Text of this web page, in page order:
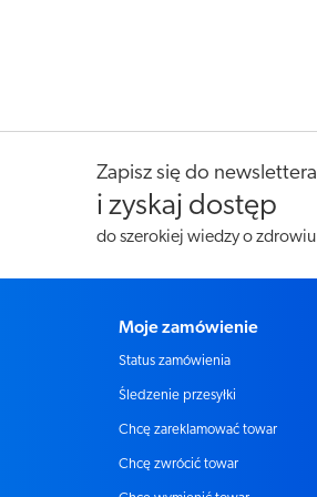
Zapisz się do newslettera
i zyskaj dostęp
do szerokiej wiedzy o zdrowiu
Moje zamówienie
Status zamówienia
Śledzenie przesyłki
Chcę zareklamować towar
Chcę zwrócić towar